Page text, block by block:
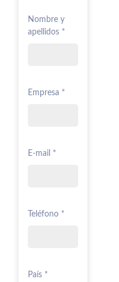
Nombre y
apellidos *
Empresa *
E-mail *
Teléfono *
País *